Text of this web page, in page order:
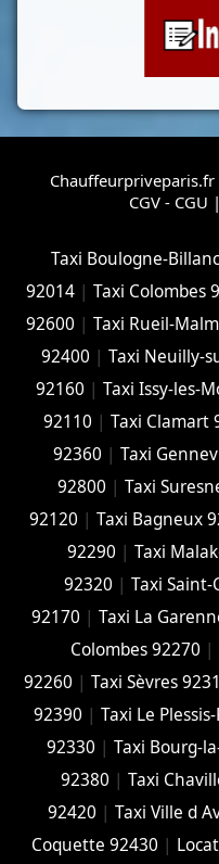
CGV - CGU |
Taxi Boulogne-
92014| Taxi Colombes
92600 |Taxi Rueil-
92400 |Taxi Neuilly-
92160 |Taxi Issy-les-
92110 |Taxi Clamart
92360 | Taxi
92800 | Taxi
92120 | Taxi Bagneux
92290 | Taxi
92320 | Taxi Saint-
92170 | Taxi La
Colombes 92270 |
92260 | Taxi Sèvres
92390 | Taxi Le
92330 | Taxi Bourg-
92380 |Taxi
92420 | Taxi Ville d
Coquette 92430 |